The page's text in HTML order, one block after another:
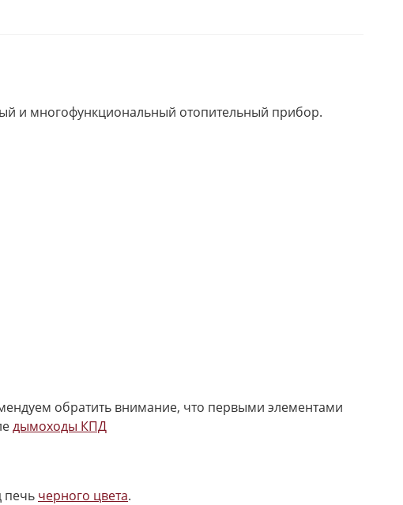
и многофункциональный отопительный прибор.
обратить внимание, что первыми элементами
дымоходы КПД
печь черного цвета.